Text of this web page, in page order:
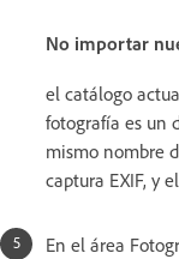
No importar
el catálogo
fotografía es un
mismo nombre
captura EXIF, y
En el área